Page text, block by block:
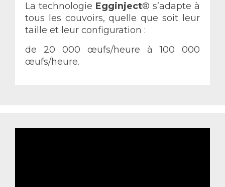
La technologie Egginject® s’adapte à
tous les couvoirs, quelle que soit leur
taille et leur configuration :
de 20 000 œufs/heure à 100 000
œufs/heure.